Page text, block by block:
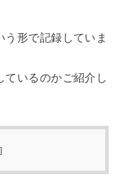
う形で記録していま
いるのかご紹介し
]